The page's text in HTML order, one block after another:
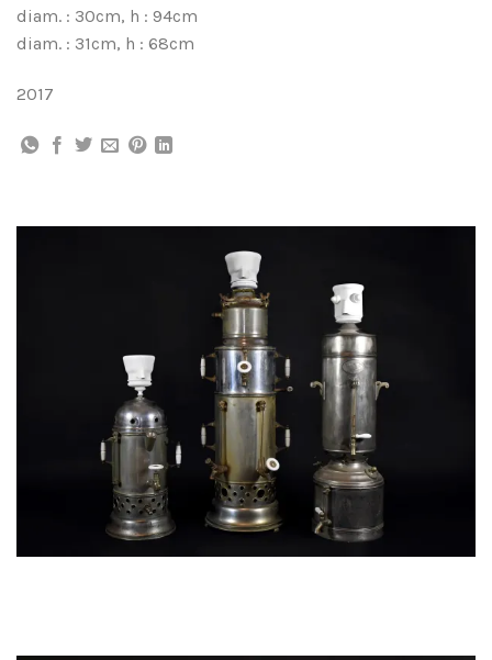
diam. : 30cm, h : 94cm
diam. : 31cm, h : 68cm
2017